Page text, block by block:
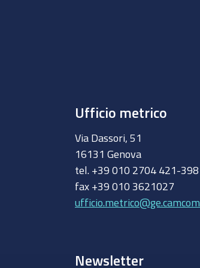
Ufficio metrico
Via Dassori, 51
16131 Genova
tel. +39 010 2704 421-
fax +39 010 3621027
Newsletter